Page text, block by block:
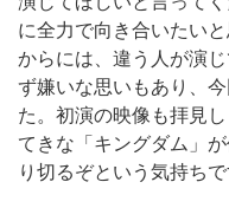
に全力で向き合いたい
からには、違う人が演
ず嫌いな思いもあり、
た。初演の映像も拝見
てきな「キングダム」
り切るぞという気持ちで